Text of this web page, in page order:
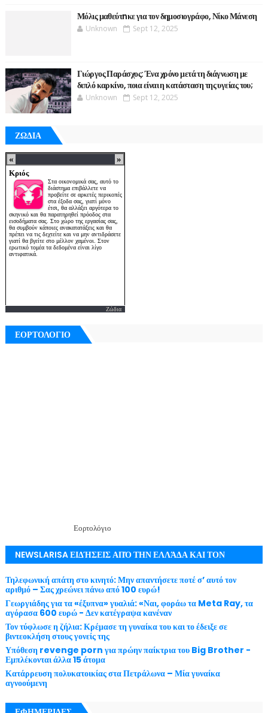
Μόλις μαθεύτnκε για τον δημοσιογράφο, Νίκο Μάνεση
Unknown Sept 12, 2025
Γιώργος Παράσχος: Ένα χρόνο μετά τη διάγνωση με
διπλό καρκίνο, ποια είναι η κατάσταση της υγείας του;
Unknown Sept 12, 2025
ΖΩΔΙΑ
Ζώδια
ΕΟΡΤΟΛΟΓΙΟ
Εορτολόγιο
NEWSLARISA ΕΙΔΉΣΕΙΣ ΑΠΌ ΤΗΝ ΕΛΛΆΔΑ ΚΑΙ ΤΟΝ
ΚΌΣΜΟ ΜΕ ΕΓΚΥΡΌΤΗΤΑ
Τηλεφωνική απάτη στο κινητό: Μην απαντήσετε ποτέ σ’ αυτό τον
αριθμό – Σας χρεώνει πάνω από 100 ευρώ!
Γεωργιάδης για τα «έξυπνα» γυαλιά: «Ναι, φοράω τα Meta Ray, τα
αγόρασα 600 ευρώ - Δεν κατέγραψα κανέναν
Τον τύφλωσε η ζήλια: Κρέμασε τη γυναίκα του και το έδειξε σε
βιντεοκλήση στους γονείς της
Υπόθεση revenge porn για πρώην παίκτρια του Big Brother -
Εμπλέκονται άλλα 15 άτομα
Κατάρρευση πολυκατοικίας στα Πετράλωνα – Μία γυναίκα
αγνοούμενη